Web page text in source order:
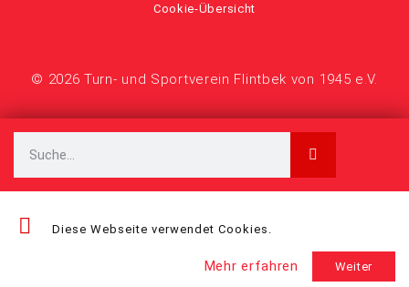
Cookie-Übersicht
© 2026 Turn- und Sportverein Flintbek von 1945 e.V.
Diese Webseite verwendet Cookies.
Mehr erfahren Weiter